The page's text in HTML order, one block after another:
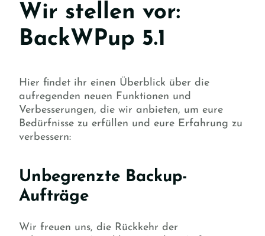
Wir stellen vor:
BackWPup 5.1
Hier findet ihr einen Überblick über die
aufregenden neuen Funktionen und
Verbesserungen, die wir anbieten, um eure
Bedürfnisse zu erfüllen und eure Erfahrung zu
verbessern:
Unbegrenzte Backup-
Aufträge
Wir freuen uns, die Rückkehr der